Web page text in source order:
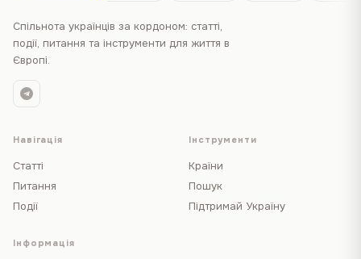
Спільнота українців за кордоном: статті,
події, питання та інструменти для життя в
Європі.
Навігація
Статті
Питання
Події
Інструменти
Країни
Пошук
Підтримай Україну
Інформація